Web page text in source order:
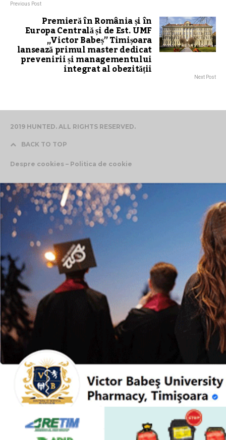
Previous Post
Premieră în România și în
Europa Centrală și de Est. UMF
„Victor Babeș” Timișoara
lansează primul master dedicat
prevenirii și managementului
integrat al obezității Next Post
2019 HUNTED. ALL RIGHTS RESERVED.
BACK TO TOP
Despre cookies – Politica de cookie